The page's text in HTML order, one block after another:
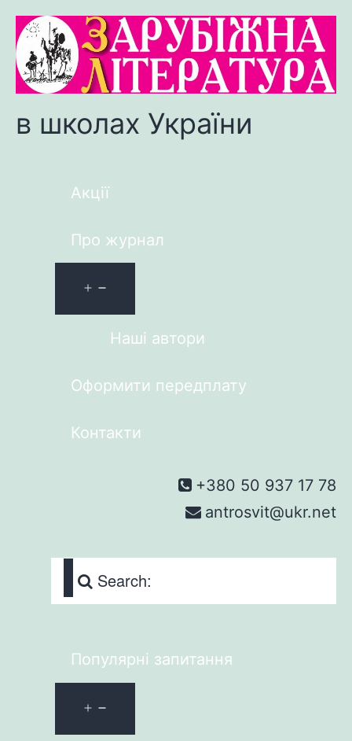
в школах України
Акції
Про журнал
Наші автори
Оформити передплату
Контакти
+380 50 937 17 78
antrosvit@ukr.net
Search:
Популярні запитання